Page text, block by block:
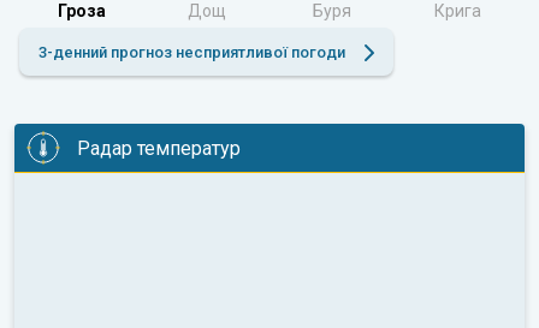
Гроза Дощ Буря Крига
3-денний прогноз несприятливої погоди
Радар температур